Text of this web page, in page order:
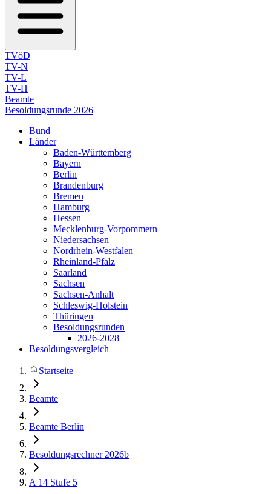
TVöD
TV-N
TV-L
TV-H
Beamte
Besoldungsrunde 2026
Bund
Länder
Baden-Württemberg
Bayern
Berlin
Brandenburg
Bremen
Hamburg
Hessen
Mecklenburg-Vorpommern
Niedersachsen
Nordrhein-Westfalen
Rheinland-Pfalz
Saarland
Sachsen
Sachsen-Anhalt
Schleswig-Holstein
Thüringen
Besoldungsrunden
2026-2028
Besoldungsvergleich
Startseite
Beamte
Beamte Berlin
Besoldungsrechner 2026b
A 14 Stufe 5